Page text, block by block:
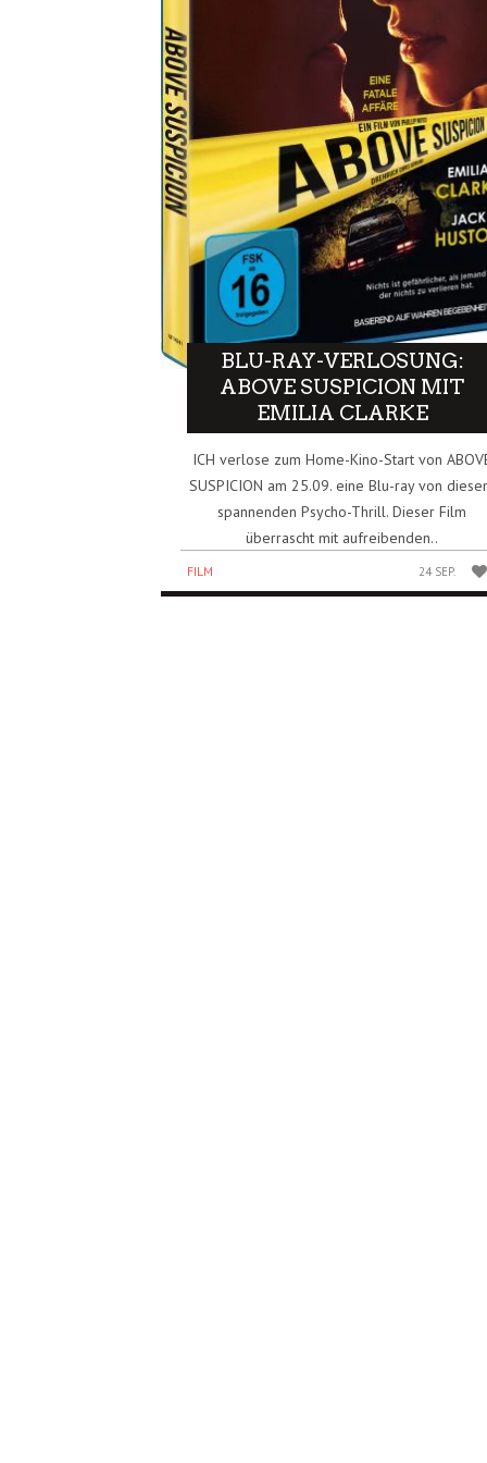
BLU-RAY-VERLOSUNG:
ABOVE SUSPICION MIT
EMILIA CLARKE
ICH verlose zum Home-Kino-Start von
SUSPICION am 25.09. eine Blu-ray von
spannenden Psycho-Thrill. Dieser Film
überrascht mit aufreibenden..
FILM 24 SEP.